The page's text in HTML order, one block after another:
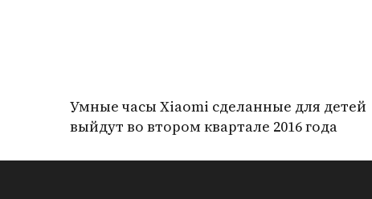
Умные часы Xiaomi сделанные для детей
выйдут во втором квартале 2016 года